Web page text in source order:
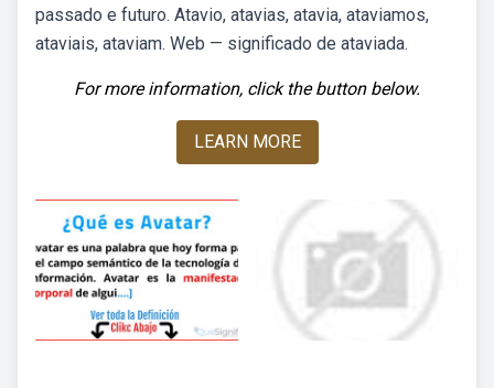
passado e futuro. Atavio, atavias, atavia, ataviamos,
ataviais, ataviam. Web — significado de ataviada.
For more information, click the button below.
LEARN MORE